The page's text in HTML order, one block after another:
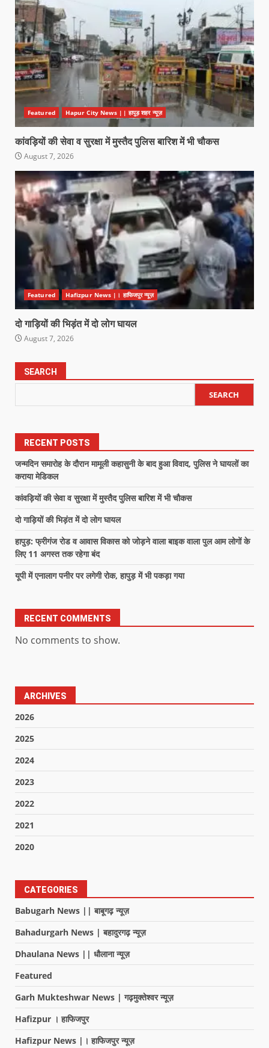
Featured Hapur City News || हापुड़ शहर न्यूज़
कांवड़ियों की सेवा व सुरक्षा में मुस्तैद पुलिस बारिश में भी चौकस
August 7, 2026
Featured Hafizpur News |। हाफिजपुर न्यूज़
दो गाड़ियों की भिड़ंत में दो लोग घायल
August 7, 2026
SEARCH
SEARCH
RECENT POSTS
जन्मदिन समारोह के दौरान मामूली कहासुनी के बाद हुआ विवाद, पुलिस ने घायलों का
कराया मेडिकल
कांवड़ियों की सेवा व सुरक्षा में मुस्तैद पुलिस बारिश में भी चौकस
दो गाड़ियों की भिड़ंत में दो लोग घायल
हापुड़: फ्रीगंज रोड व आवास विकास को जोड़ने वाला बाइक वाला पुल आम लोगों के
लिए 11 अगस्त तक रहेगा बंद
यूपी में एनालाग पनीर पर लगेगी रोक, हापुड़ में भी पकड़ा गया
RECENT COMMENTS
No comments to show.
ARCHIVES
2026
2025
2024
2023
2022
2021
2020
CATEGORIES
Babugarh News || बाबूगढ़ न्यूज़
Bahadurgarh News | बहादुरगढ़ न्यूज़
Dhaulana News || धौलाना न्यूज़
Featured
Garh Mukteshwar News | गढ़मुक्तेश्वर न्यूज़
Hafizpur । हाफिजपुर
Hafizpur News |। हाफिजपुर न्यूज़